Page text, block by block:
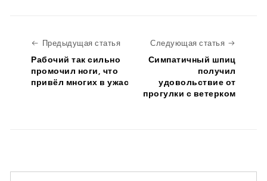
Предыдущая статьяПредыдущая статья
Рабочий так сильно
промочил ноги, что
привёл многих в ужас
Следующая статья
Симпатичный шпиц
получил
удовольствие от
прогулки с ветерком